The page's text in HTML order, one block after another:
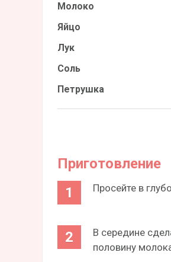
Молоко
Яйцо
Лук
Соль
Петрушка
Приготовление
Просейте в
В середине
половину